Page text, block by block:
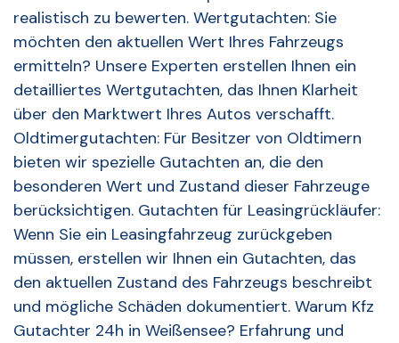
realistisch zu bewerten. Wertgutachten: Sie
möchten den aktuellen Wert Ihres Fahrzeugs
ermitteln? Unsere Experten erstellen Ihnen ein
detailliertes Wertgutachten, das Ihnen Klarheit
über den Marktwert Ihres Autos verschafft.
Oldtimergutachten: Für Besitzer von Oldtimern
bieten wir spezielle Gutachten an, die den
besonderen Wert und Zustand dieser Fahrzeuge
berücksichtigen. Gutachten für Leasingrückläufer:
Wenn Sie ein Leasingfahrzeug zurückgeben
müssen, erstellen wir Ihnen ein Gutachten, das
den aktuellen Zustand des Fahrzeugs beschreibt
und mögliche Schäden dokumentiert. Warum Kfz
Gutachter 24h in Weißensee? Erfahrung und